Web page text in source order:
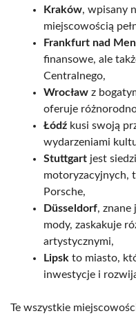
Kraków, wpisany
miejscowością
Frankfurt nad
finansowe, ale
Centralnego,
Wrocław z
oferuje
Łódź kusi swoją
wydarzeniami
Stuttgart jest
motoryzacyjnych,
Porsche,
Düsseldorf,
mody, zaskakuje
artystycznymi,
Lipsk to miasto,
inwestycje i
Te wszystkie